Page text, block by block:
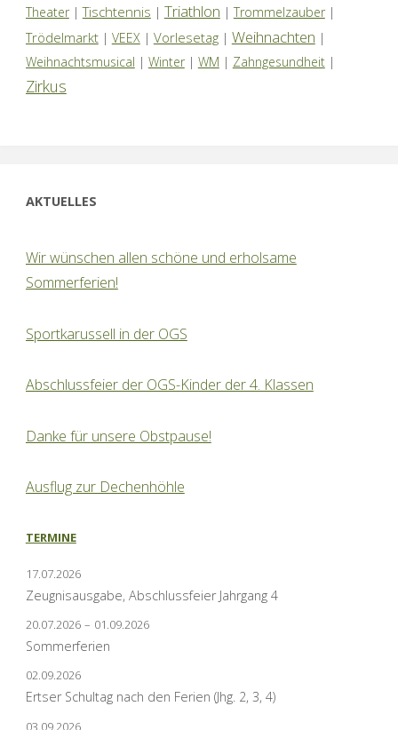
Theater|Tischtennis | Triathlon | Trommelzauber|
Trödelmarkt| VEEX| Vorlesetag| Weihnachten |
Weihnachtsmusical | Winter| WM | Zahngesundheit|
Zirkus
AKTUELLES
Wir wünschen allen schöne und erholsame
Sommerferien!
Sportkarussell in der OGS
Abschlussfeier der OGS-Kinder der 4. Klassen
Danke für unsere Obstpause!
Ausflug zur Dechenhöhle
TERMINE
17.07.2026
Zeugnisausgabe, Abschlussfeier Jahrgang 4
20.07.2026 – 01.09.2026
Sommerferien
02.09.2026
Ertser Schultag nach den Ferien (Jhg. 2, 3, 4)
03.09.2026